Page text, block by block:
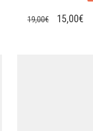
19,00€
LE
15,00€LE